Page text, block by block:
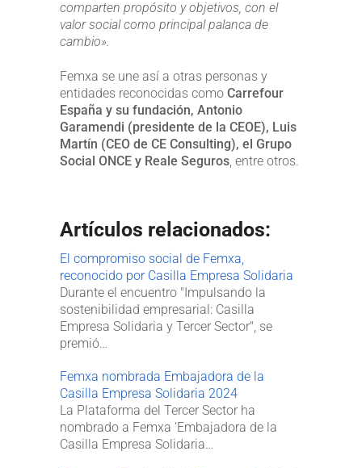
comparten propósito y objetivos, con el
valor social como principal palanca de
cambio».
Femxa se une así a otras personas y
entidades reconocidas como Carrefour
España y su fundación, Antonio
Garamendi (presidente de la CEOE), Luis
Martín (CEO de CE Consulting), el Grupo
Social ONCE y Reale Seguros , entre otros.
Artículos relacionados:
El compromiso social de Femxa,
reconocido por Casilla Empresa Solidaria
Durante el encuentro "Impulsando la
sostenibilidad empresarial: Casilla
Empresa Solidaria y Tercer Sector", se
premió…
Femxa nombrada Embajadora de la
Casilla Empresa Solidaria 2024
La Plataforma del Tercer Sector ha
nombrado a Femxa ‘Embajadora de la
Casilla Empresa Solidaria…